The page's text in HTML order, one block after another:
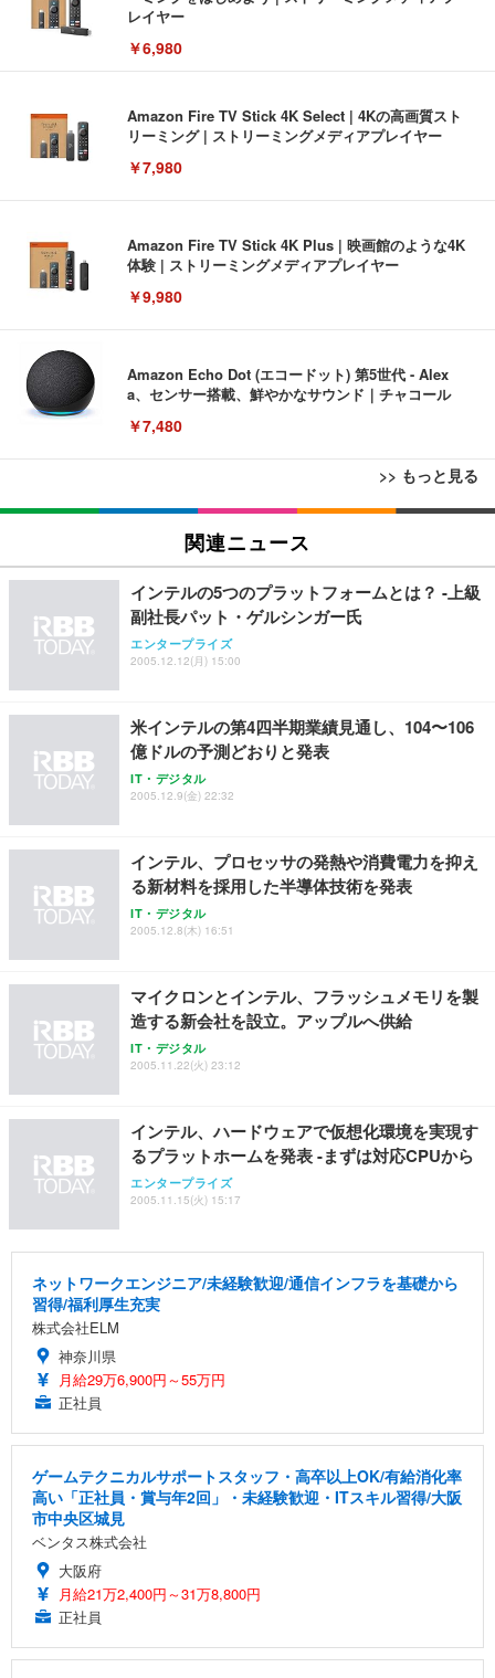
レイヤー
￥6,980
Amazon Fire TV Stick 4K Select | 4Kの高画質スト
リーミング | ストリーミングメディアプレイヤー
￥7,980
Amazon Fire TV Stick 4K Plus | 映画館のような4K
体験 | ストリーミングメディアプレイヤー
￥9,980
Amazon Echo Dot (エコードット) 第5世代 - Alex
a、センサー搭載、鮮やかなサウンド｜チャコール
￥7,480
>> もっと見る
[EdoErgo] オフィスチェア 椅子 テレワーク 疲れな
い 跳ね上げ式アームレスト コンパクト 約105度ロッ
キング pc 事務椅子 360度回転 座面昇降 強化ナイロ
ン樹脂ベース 通気性メッシュ 在宅ワーク H-WY01
(黒網+黒枠+黒足)
￥5,699
SIHOO B100 オフィスチェア／デスクチェア メッシ
Sezlife オフィスチェア デスクチェア 疲れない テレ
ワーク チェア 強化バックレスト 30度ロッキング機
ョン PCチェア 通気性メッシュ ゲーミング/勉強/事
務用 おしゃれ パソコンチェア (ブラック)
Sezlife オフィスチェア デスクチェア 疲れない テレ
ワーク チェア 強化バックレスト 30度ロッキング機
ョン PCチェア 通気性メッシュ ゲーミング/勉強/事
務用 おしゃれ パソコンチェア (ホワイト)
ANDWINT オフィスチェア デスクチェア 肘なし メ
ッシュ 通気性 ランバーサポート付き 腰サポート ガ
ス圧無段階昇降 360度回転 キャスター付き コンパク
EIZO ビジネス向けプレミアムモニター | FlexScan
EV3240X-WT | 31.5型4K UHD・USB Type-C・ホワ
￥105,595
EIZO ビジネス向けプレミアムモニター | FlexScan
EV2740X-WT | 27.0型4K UHD・USB Type-C・ホワ
￥109,572
【純正品】27"ゲーミングモニター DualSense 充電
フック付き（CFI-ZDM1J）
【整備済み品】Dell E2724HS 27インチ 液晶モニタ
ー フルHD（1920×1080）VA 非光沢 HDMI/DisplayP
【MiniLED/24.5inch/280Hz/FHD】GRAPHT THE S
HOOTER Gaming Monitor 24” Essential ゲーミン
グモニター QD 24.5インチ 1ms FHD 量子ドット 残
Amazonベーシック ペットシーツ 薄型 レギュラー 1
回使い捨て 無香料 ホワイト 300枚
￥3,373
Amazonベーシック ペットシーツ 厚型 ワイド 42枚
ネオ・ルーライフ ネオ・オムツ L 中型犬用 26枚入
Smart Basic(スマートベーシック) 【Amazon.co.jp
限定】 Smart Basic アイリスオーヤマ ペットシーツ
アイリスオーヤマ ペットシーツ 超厚型 お徳用 レギ
ュラー 200枚入【Amazon.co.jp限定】
関連ニュース
インテルの5つのプラットフォームとは？ -上級
副社長パット・ゲルシンガー氏
エンタープライズ
2005.12.12(月) 15:00
米インテルの第4四半期業績見通し、104〜106
億ドルの予測どおりと発表
IT・デジタル
2005.12.9(金) 22:32
インテル、プロセッサの発熱や消費電力を抑え
る新材料を採用した半導体技術を発表
IT・デジタル
2005.12.8(木) 16:51
マイクロンとインテル、フラッシュメモリを製
造する新会社を設立。アップルへ供給
IT・デジタル
2005.11.22(火) 23:12
インテル、ハードウェアで仮想化環境を実現す
るプラットホームを発表 -まずは対応CPUから
エンタープライズ
2005.11.15(火) 15:17
ネットワークエンジニア/未経験歓迎/通信インフラを基礎から
習得/福利厚生充実
株式会社ELM
神奈川県
月給29万6,900円～55万円
正社員
ゲームテクニカルサポートスタッフ・高卒以上OK/有給消化率
高い「正社員・賞与年2回」・未経験歓迎・ITスキル習得/大阪
市中央区城見
ベンタス株式会社
大阪府
月給21万2,400円～31万8,800円
正社員